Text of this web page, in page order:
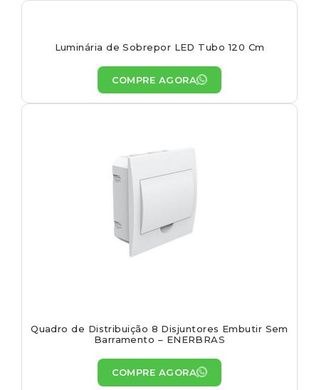
Luminária de Sobrepor LED Tubo 120 Cm
COMPRE AGORA
Quadro de Distribuição 8 Disjuntores Embutir Sem
Barramento – ENERBRAS
COMPRE AGORA